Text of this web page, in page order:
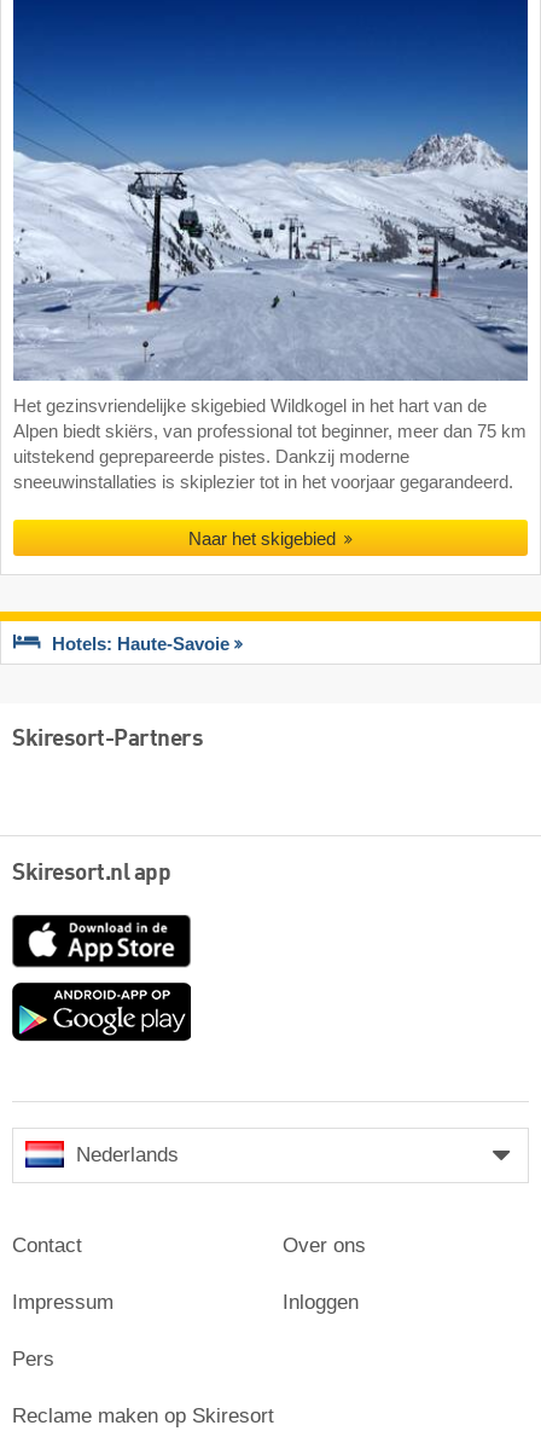
Het gezinsvriendelijke skigebied Wildkogel in het hart van de
Alpen biedt skiërs, van professional tot beginner, meer dan 75 km
uitstekend geprepareerde pistes. Dankzij moderne
sneeuwinstallaties is skiplezier tot in het voorjaar gegarandeerd.
Naar het skigebied
Hotels: Haute-Savoie
Skiresort-Partners
Skiresort.nl app
Nederlands
Contact
Impressum
Pers
Over ons
Inloggen
Reclame maken op Skiresort